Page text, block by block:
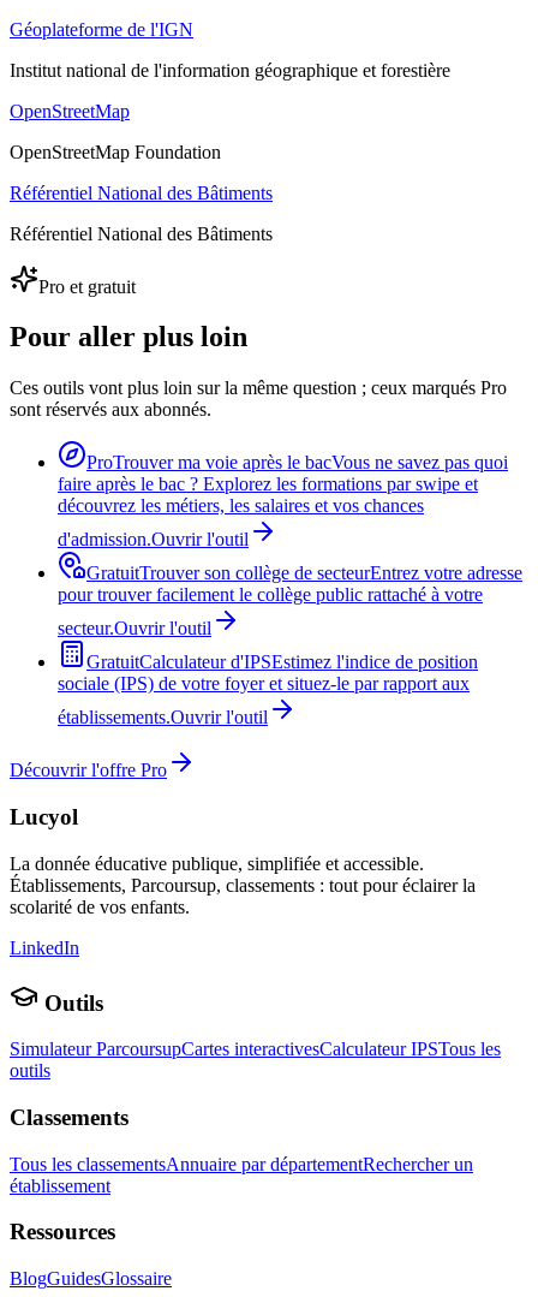
Géoplateforme de l'IGN
Institut national de l'information géographique et forestière
OpenStreetMap
OpenStreetMap Foundation
Référentiel National des Bâtiments
Référentiel National des Bâtiments
Pro et gratuit
Pour aller plus loin
Ces outils vont plus loin sur la même question ; ceux marqués Pro
sont réservés aux abonnés.
ProTrouver ma voie après le bacVous ne savez pas quoi
faire après le bac ? Explorez les formations par swipe et
découvrez les métiers, les salaires et vos chances
d'admission.Ouvrir l'outil
GratuitTrouver son collège de secteurEntrez votre adresse
pour trouver facilement le collège public rattaché à votre
secteur.Ouvrir l'outil
GratuitCalculateur d'IPSEstimez l'indice de position
sociale (IPS) de votre foyer et situez-le par rapport aux
établissements.Ouvrir l'outil
Découvrir l'offre Pro
Lucyol
La donnée éducative publique, simplifiée et accessible.
Établissements, Parcoursup, classements : tout pour éclairer la
scolarité de vos enfants.
LinkedIn
Outils
Simulateur ParcoursupCartes interactivesCalculateur IPSTous les
outils
Classements
Tous les classementsAnnuaire par départementRechercher un
établissement
Ressources
BlogGuidesGlossaire